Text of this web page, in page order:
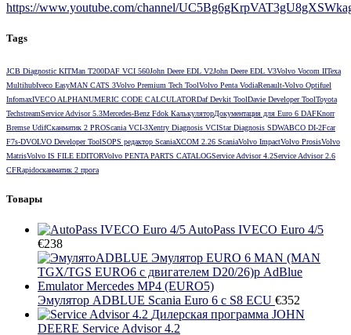
https://www.youtube.com/channel/
Tags
JCB Diagnostic KITMan T200DAF VCI 560John Deere EDL V2John Deere EDL V3Volvo Vocom IITexa
MultihubIveco EasyMAN CATS 3Volvo Premium Tech ToolVolvo Penta VodiaRenault-Volvo Optifuel
InfomaxIVECO ALPHANUMERIC CODE CALCULATORDaf Devkit ToolDavie Developer ToolToyota
TechstreamService Advisor 5.3Mercedes-Benz Fdok КалькуляторДокументация для Euro 6 DAFKnorr
Bremse UdifСканматик 2 PROScania VCI-3Xentry Diagnosis VCIStar Diagnosis SDWABCO DI-2Fcar
F7s-DVOLVO Developer ToolSOPS редактор ScaniaXCOM 2.26 ScaniaVolvo ImpactVolvo ProsisVolvo
MatrisVolvo IS FILE EDITORVolvo PENTA PARTS CATALOGService Advisor 4.2Service Advisor 2.6
CFRapidoсканматик 2 прога
Товары
AutoPass IVECO Euro 4/5
€238
Эмулятор ADBLUE Scania Euro 6 с S8 ECU €352
Дилерская программа JOHN
DEERE Service Advisor 4.2